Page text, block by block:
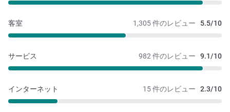
1,305 件のレビュー 5.5/10
客室
982 件のレビュー 9.1/10
サービス
15 件のレビュー 2.3/10
インターネット